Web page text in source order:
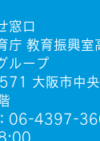
窓口
庁 教育振興室
ループ
大阪市中
06-4397-